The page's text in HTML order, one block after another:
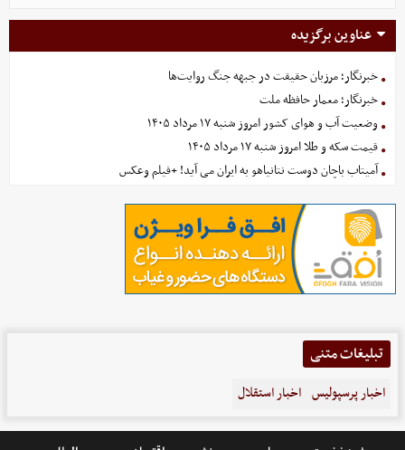
عناوین برگزیده
خبرنگار؛ مرزبان حقیقت در جبهه جنگ روایت‌ها
خبرنگار؛ معمار حافظه ملت
وضعیت آب و هوای کشور امروز شنبه ۱۷ مرداد ۱۴۰۵
قیمت سکه و طلا امروز شنبه ۱۷ مرداد ۱۴۰۵
آمیتاب باچان دوست نتانیاهو به ایران می آید! +فیلم وعکس
تبلیغات متنی
اخبار پرسپولیس اخبار استقلال